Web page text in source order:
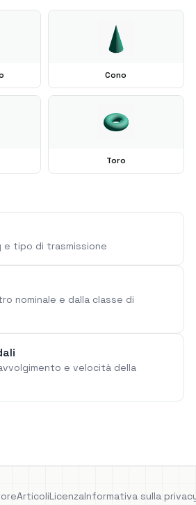
Cono
Toro
e tipo di trasmissione
nominale e dalla classe di
e velocità della
ArticoliLicenzaInformativa sulla